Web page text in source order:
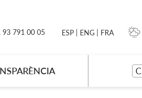
93 791 00 05 ESP | ENG | FRA